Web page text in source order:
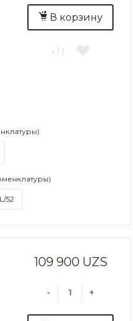
В корзину
52
109 900 UZS
- +